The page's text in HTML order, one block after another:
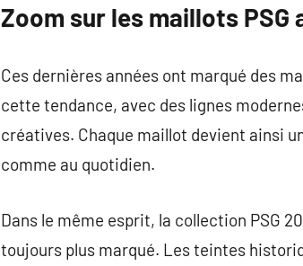
Zoom sur les maillots PSG
Ces dernières années ont marqué des
cette tendance, avec des lignes
créatives. Chaque maillot devient ainsi
comme au quotidien.
Dans le même esprit, la collection PSG
toujours plus marqué. Les teintes